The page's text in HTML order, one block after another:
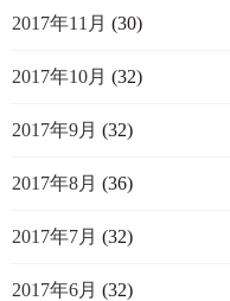
2017年11月 (30)
2017年10月 (32)
2017年9月 (32)
2017年8月 (36)
2017年7月 (32)
2017年6月 (32)